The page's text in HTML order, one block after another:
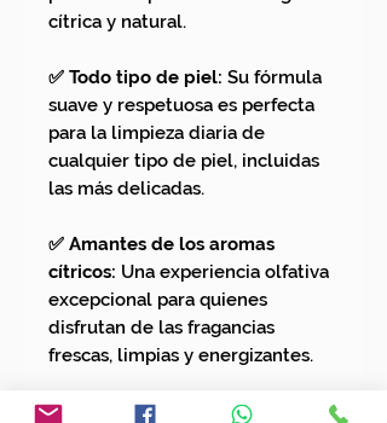
cítrica y natural.
✅ Todo tipo de piel: Su fórmula
suave y respetuosa es perfecta
para la limpieza diaria de
cualquier tipo de piel, incluidas
las más delicadas.
✅ Amantes de los aromas
cítricos: Una experiencia olfativa
excepcional para quienes
disfrutan de las fragancias
frescas, limpias y energizantes.
✅ Uso frecuente (manos y